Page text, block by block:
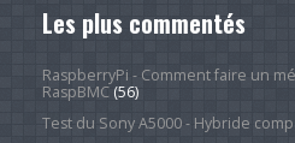
Les plus commentés
RaspberryPi - Comment faire un
RaspBMC(56)
Test du Sony A5000 - Hybride